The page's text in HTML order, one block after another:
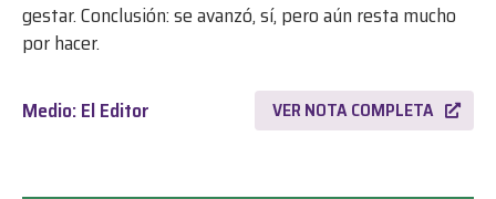
gestar. Conclusión: se avanzó, sí, pero aún resta mucho
por hacer.
Medio: El Editor VER NOTA COMPLETA